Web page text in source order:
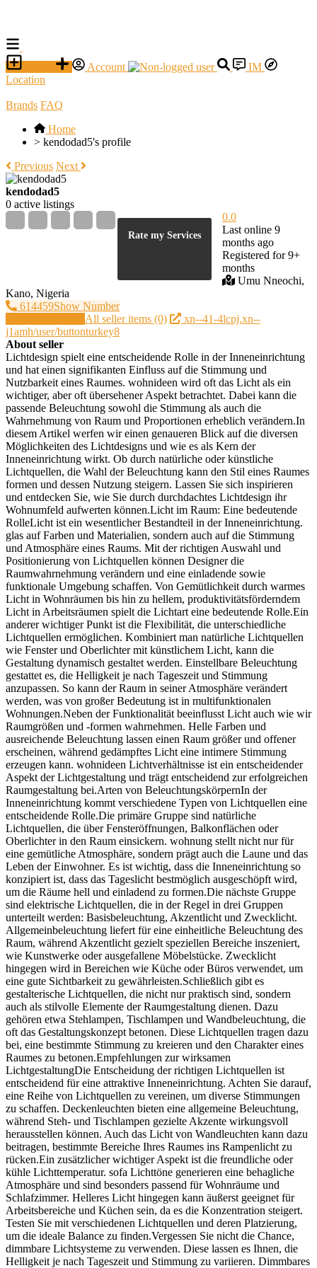
Account
IM
Location
Brands FAQ
Home
> kendodad5's profile
Previous Next
kendodad5
0 active listings
0.0
Rate my Services
Last online 9
months ago
Registered for 9+
months
Umu Nneochi,
Kano, Nigeria
614459Show Number
All seller items (0)
xn--41-4lcpj.xn--
j1amh/user/buttonturkey8
About seller
Lichtdesign spielt eine entscheidende Rolle in der Inneneinrichtung
und hat einen signifikanten Einfluss auf die Stimmung und
Nutzbarkeit eines Raumes. wohnideen wird oft das Licht als ein
wichtiger, aber oft übersehener Aspekt betrachtet. Dabei kann die
passende Beleuchtung sowohl die Stimmung als auch die
Wahrnehmung von Raum und Proportionen erheblich verändern.In
diesem Artikel werfen wir einen genaueren Blick auf die diversen
Möglichkeiten des Lichtdesigns und wie es als Kern der
Inneneinrichtung wirkt. Ob durch natürliche oder künstliche
Lichtquellen, die Wahl der Beleuchtung kann den Stil eines Raumes
formen und dessen Nutzung steigern. Lassen Sie sich inspirieren
und entdecken Sie, wie Sie durch durchdachtes Lichtdesign ihr
Wohnumfeld aufwerten können.Licht im Raum: Eine bedeutende
RolleLicht ist ein wesentlicher Bestandteil in der Inneneinrichtung.
glas auf Farben und Materialien, sondern auch auf die Stimmung
und Atmosphäre eines Raums. Mit der richtigen Auswahl und
Positionierung von Lichtquellen können Designer die
Raumwahrnehmung verändern und eine einladende sowie
funktionale Umgebung schaffen. Von Gemütlichkeit durch warmes
Licht in Wohnräumen bis hin zu hellem, produktivitätsförderndem
Licht in Arbeitsräumen spielt die Lichtart eine bedeutende Rolle.Ein
anderer wichtiger Punkt ist die Flexibilität, die unterschiedliche
Lichtquellen ermöglichen. Kombiniert man natürliche Lichtquellen
wie Fenster und Oberlichter mit künstlichem Licht, kann die
Gestaltung dynamisch gestaltet werden. Einstellbare Beleuchtung
gestattet es, die Helligkeit je nach Tageszeit und Stimmung
anzupassen. So kann der Raum in seiner Atmosphäre verändert
werden, was von großer Bedeutung ist in multifunktionalen
Wohnungen.Neben der Funktionalität beeinflusst Licht auch wie wir
Raumgrößen und -formen wahrnehmen. Helle Farben und
ausreichende Beleuchtung lassen einen Raum größer und offener
erscheinen, während gedämpftes Licht eine intimere Stimmung
erzeugen kann. wohnideen Lichtverhältnisse ist ein entscheidender
Aspekt der Lichtgestaltung und trägt entscheidend zur erfolgreichen
Raumgestaltung bei.Arten von BeleuchtungskörpernIn der
Inneneinrichtung kommt verschiedene Typen von Lichtquellen eine
entscheidende Rolle.Die primäre Gruppe sind natürliche
Lichtquellen, die über Fensteröffnungen, Balkonflächen oder
Oberlichter in den Raum einsickern. wohnung stellt nicht nur für
eine gemütliche Atmosphäre, sondern prägt auch die Laune und das
Leben der Einwohner. Es ist wichtig, dass die Inneneinrichtung so
konzipiert ist, dass das Tageslicht bestmöglich ausgeschöpft wird,
um die Räume hell und einladend zu formen.Die nächste Gruppe
sind elektrische Lichtquellen, die in der Regel in drei Gruppen
unterteilt werden: Basisbeleuchtung, Akzentlicht und Zwecklicht.
Allgemeinbeleuchtung liefert für eine einheitliche Beleuchtung des
Raum, während Akzentlicht gezielt speziellen Bereiche inszeniert,
wie Kunstwerke oder ausgefallene Möbelstücke. Zwecklicht
hingegen wird in Bereichen wie Küche oder Büros verwendet, um
eine gute Sichtbarkeit zu gewährleisten.Schließlich gibt es
gestalterische Lichtquellen, die nicht nur praktisch sind, sondern
auch als stilvolle Elemente der Raumgestaltung dienen. Dazu
gehören etwa Stehlampen, Tischlampen und Wandbeleuchtung, die
oft das Gestaltungskonzept betonen. Diese Lichtquellen tragen dazu
bei, eine bestimmte Stimmung zu kreieren und den Charakter eines
Raumes zu betonen.Empfehlungen zur wirksamen
LichtgestaltungDie Entscheidung der richtigen Lichtquellen ist
entscheidend für eine attraktive Inneneinrichtung. Achten Sie darauf,
eine Reihe von Lichtquellen zu vereinen, um diverse Stimmungen
zu schaffen. Deckenleuchten bieten eine allgemeine Beleuchtung,
während Steh- und Tischlampen gezielte Akzente wirkungsvoll
herausstellen können. Auch das Licht von Wandleuchten kann dazu
beitragen, bestimmte Bereiche Ihres Raumes ins Rampenlicht zu
rücken.Ein zusätzlicher wichtiger Aspekt ist die freundliche oder
kühle Lichttemperatur. sofa Lichttöne generieren eine behagliche
Atmosphäre und sind besonders passend für Wohnräume und
Schlafzimmer. Helleres Licht hingegen kann äußerst geeignet für
Arbeitsbereiche und Küchen sein, da es die Konzentration steigert.
Testen Sie mit verschiedenen Lichtquellen und deren Platzierung,
um die ideale Balance zu finden.Vergessen Sie nicht die Chance,
dimmbare Lichtsysteme zu verwenden. Diese lassen es Ihnen, die
Helligkeit je nach Tageszeit und Stimmung zu variieren. Dimmbares